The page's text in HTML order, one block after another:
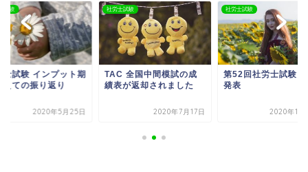
試験
士試験 インプット期
えての振り返り
2020年5月25日
社労士試験
TAC 全国中間模試の成
績表が返却されました
2020年7月17日
社労士試験
第52回社労士試験
発表
2020年11